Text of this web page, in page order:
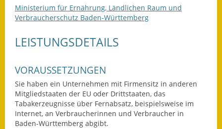
Buslinie 168
Rathaus
Bauhof Notzingen
Behördenadressen
Ministerium für Ernährung, Ländlichen Raum und
Verbraucherschutz Baden-Württemberg
LEISTUNGSDETAILS
VORAUSSETZUNGEN
Sie haben ein Unternehmen mit Firmensitz in anderen
Mitgliedstaaten der EU oder Drittstaaten, das
Tabakerzeugnisse über Fernabsatz, beispielsweise im
Internet, an Verbraucherinnen und Verbraucher in
Baden-Württemberg abgibt.